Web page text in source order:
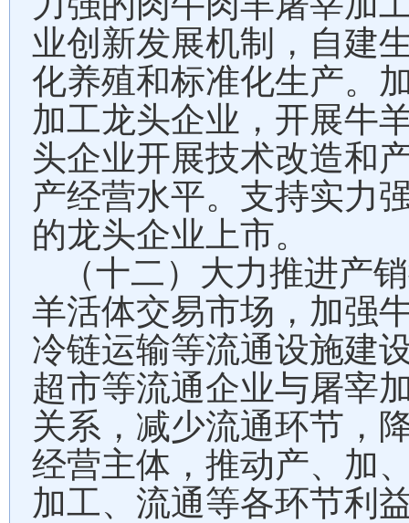
业创新发展机制，自建
化养殖和标准化生产。
加工龙头企业，开展牛
头企业开展技术改造和
产经营水平。支持实力
的龙头企业上市。
（十二）大力推进产
羊活体交易市场，加强
冷链运输等流通设施建
超市等流通企业与屠宰
关系，减少流通环节，
经营主体，推动产、加
加工、流通等各环节利